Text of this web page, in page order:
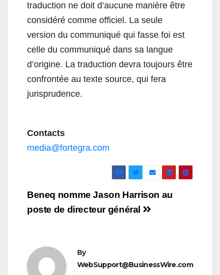
traduction ne doit d’aucune manière être
considéré comme officiel. La seule
version du communiqué qui fasse foi est
celle du communiqué dans sa langue
d’origine. La traduction devra toujours être
confrontée au texte source, qui fera
jurisprudence.
Contacts
media@fortegra.com
Navigation
de
Beneq nomme Jason Harrison au
poste de directeur général
By
WebSupport@BusinessWire.com